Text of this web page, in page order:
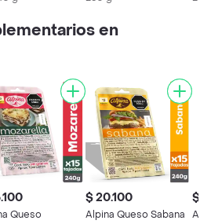
en
Queso
$ 20.100
Alpina Queso Sabana
$